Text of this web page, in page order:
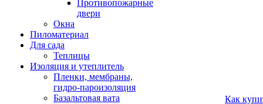
Противопожарные
двери
Окна
Пиломатериал
Для сада
Теплицы
Изоляция и утеплитель
Пленки, мембраны,
гидро-пароизоляция
Базальтовая вата
Как